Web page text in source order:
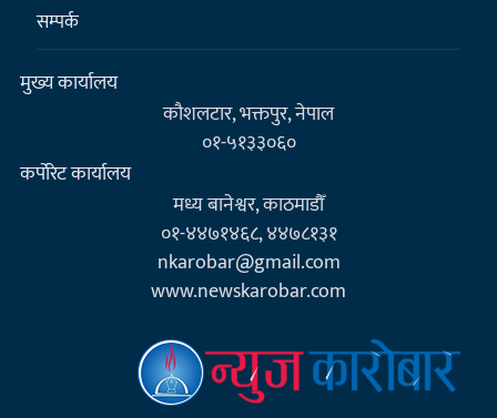
सम्पर्क
मुख्य कार्यालय
कौशलटार, भक्तपुर, नेपाल
०१-५१३३०६०
कर्पाेरेट कार्यालय
मध्य बानेश्वर, काठमाडौँ
०१-४४७१४६८, ४४७८१३१
nkarobar@gmail.com
www.newskarobar.com